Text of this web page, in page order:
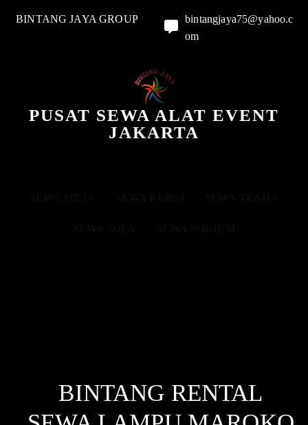
BINTANG JAYA GROUP
bintangjaya75@yahoo.c
om
PUSAT SEWA ALAT EVENT
JAKARTA
BINTANG RENTAL